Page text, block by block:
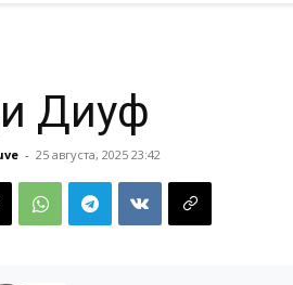
Диуф
- 25 августа, 2025 23:42